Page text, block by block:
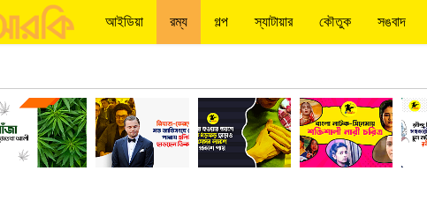
আইডিয়া রম্য গল্প স্যাটায়ার কৌতুক সঙবাদ